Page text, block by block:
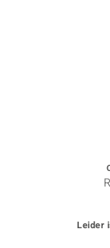
Leider